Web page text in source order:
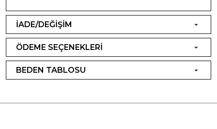
İADE/DEĞİŞİM
ÖDEME SEÇENEKLERİ
BEDEN TABLOSU